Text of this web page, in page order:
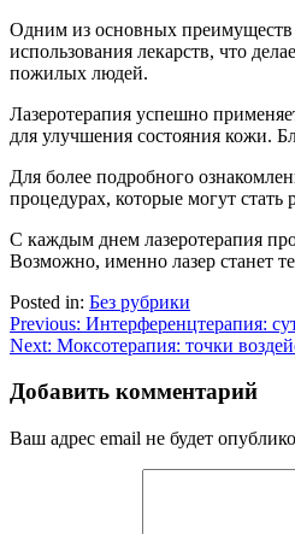
Одним из основных преимуществ
использования лекарств, что
пожилых людей.
Лазеротерапия успешно
для улучшения состояния кожи.
Для более подробного
процедурах, которые могут
С каждым днем лазеротерапия
Возможно, именно лазер станет
Posted in: Без рубрики
Навигация
по
записям
Previous: Интерференцтерапия:
Next: Моксотерапия: точки
Добавить комментарий
Ваш адрес email не будет